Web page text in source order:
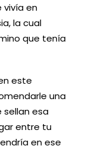
vivía en
la cual
que tenía
este
una
sellan esa
entre tu
en ese